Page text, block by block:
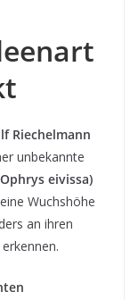
Riechelmann
unbekannte
eivissa)
Wuchshöhe
an ihren